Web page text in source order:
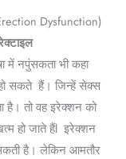
Dysfunction)
में नपुंसकता भी कहा
सकते हैं। जिन्हें सेक्स
है। तो वह इरेक्शन को
हो जाते हैंl इरेक्शन
है। लेकिन आमतौर